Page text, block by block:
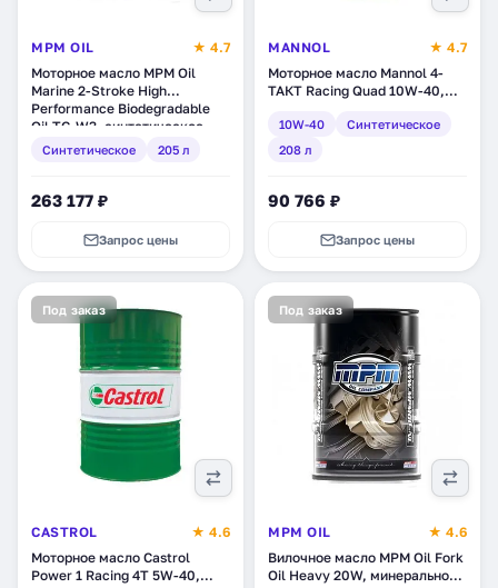
MPM OIL
★ 4.7
Моторное масло MPM Oil
Marine 2-Stroke High
Performance Biodegradable
Oil TC-W3, синтетическое,
205 л (BL001205BIO)
Синтетическое 205 л
263 177 ₽
Запрос цены
MANNOL
★ 4.7
Моторное масло Mannol 4-
ТАКТ Racing Quad 10W-40,
10W-40
Синтетическое
208 л
90 766 ₽
Запрос цены
Под заказ
CASTROL
★ 4.6
Моторное масло Castrol
Power 1 Racing 4T 5W-40,
Под заказ
MPM OIL
★ 4.6
Вилочное масло MPM Oil Fork
Oil Heavy 20W, минеральное,